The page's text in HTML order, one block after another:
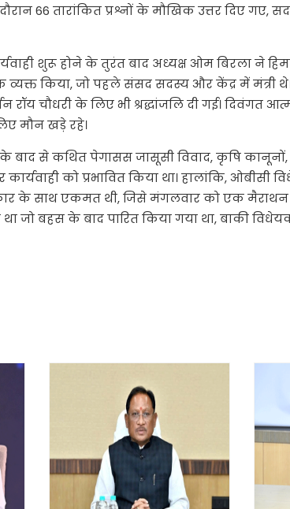
66 तारांकित प्रश्नों के मौखिक उत्तर दिए गए,
शुरू होने के तुरंत बाद अध्यक्ष ओम बिरला ने
किया, जो पहले संसद सदस्य और केंद्र में मंत्री थे।
रॉय चौधरी के लिए भी श्रद्धांजलि दी गई। दिवंगत
मौन खड़े रहे।
से कथित पेगासस जासूसी विवाद, कृषि कानूनों,
कार्यवाही को प्रभावित किया था। हालांकि, ओबीसी
के साथ एकमत थी, जिसे मंगलवार को एक मैराथन
जो बहस के बाद पारित किया गया था, बाकी